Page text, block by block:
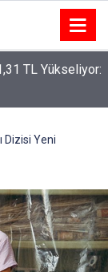
TL Yükseliyor:
Dizisi Yeni